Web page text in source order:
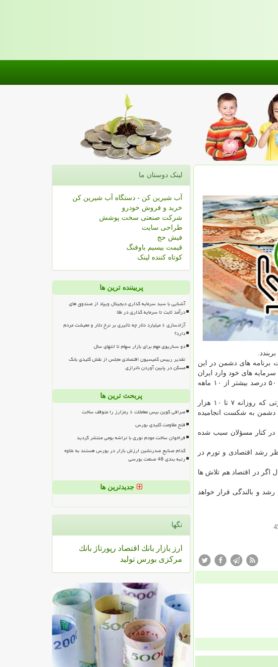
بوده و این نشان داده است برنامه های دشمن در این
های خود وارد ایران
نكنند. ثبت سرمایه گذاری خارجی در كشور به رغم تمامی كارشكنی ها، ایجاد موانع و محدودیت ها از جانب دشمن ۵۰ درصد بیشتر از ۱۰ ماهه
ایران در شرایط فعلی تحرك بسیار خوبی داشته به صورتی كه روزانه ۷ تا ۱۰ هزار
دشمن به شكست انجامیده
در كنار مسؤلان سبب شده
رشد اقتصادی و تورم در
اگر در اقتصاد هم تلاش ها
و بالندگی قرار خواهد
لینک دوستان ما
آب شیرین کن - دستگاه آب شیرین کن
خرید و فروش خودرو
شرکت صنعتی سخت پوشش
طراحی سایت
فیش حج
قیمت بیسیم باوفنگ
کوتاه کننده لینک
پربیننده ترین ها
آشنایی با سبد سرمایه گذاری دیجیتال ویپاد از صندوق های
درآمد ثابت تا سرمایه گذاری در طلا
آزادسازی ۶ میلیارد دلار چه تاثیری بر نرخ دلار و معیشت مردم
دارد؟
دو سناریوی مهم برای بازار سهام تا انتهای سال
تقدیر رییس کمیسیون اقتصادی مجلس از نقش کلیدی بانک
مسکن در پایین آوردن ناترازی
پربحث ترین ها
صرافی کوین بیس معاملات ۶ رمزارز را متوقف ساخت
فتح مقاومت کلیدی بورس
فراخوان ساخت مودم نوری با تراشه بومی منتشر گردید
کدام صنایع صدرنشین ارزش بازار در بورس هستند به علاوه
رتبه بندی 48 صنعت بورسی
جدیدترین ها
تگها
ارز بازار بانك اقتصاد رپورتاژ بانك
مركزی بورس تولید